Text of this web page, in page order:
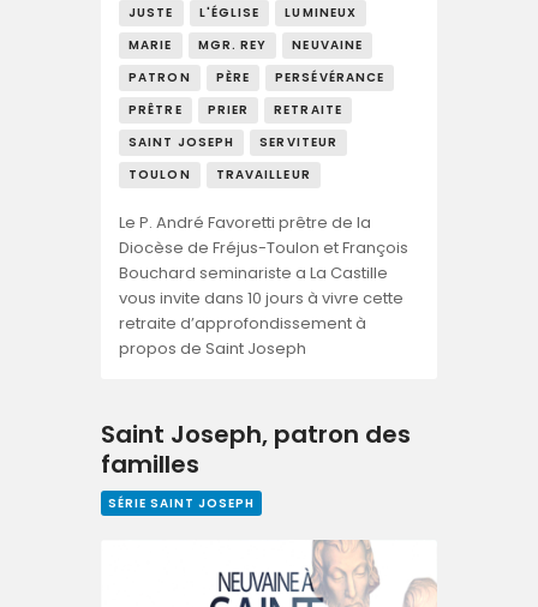
JUSTE
L'ÉGLISE
LUMINEUX
MARIE
MGR. REY
NEUVAINE
PATRON
PÈRE
PERSÉVÉRANCE
PRÊTRE
PRIER
RETRAITE
SAINT JOSEPH
SERVITEUR
TOULON
TRAVAILLEUR
Le P. André Favoretti prêtre de la
Diocèse de Fréjus-Toulon et François
Bouchard seminariste a La Castille
vous invite dans 10 jours à vivre cette
retraite d’approfondissement à
propos de Saint Joseph
Saint Joseph, patron des
familles
SÉRIE SAINT JOSEPH